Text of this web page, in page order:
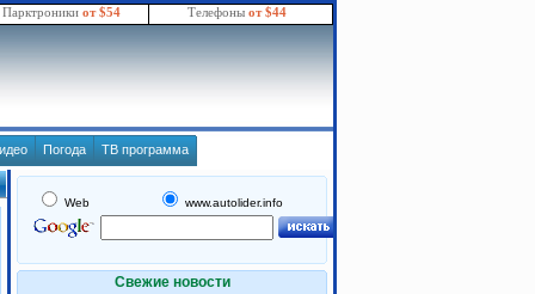
Парктроники от $54 Телефоны от $44
Погода ТВ программа
Web www.autolider.info
Свежие новости